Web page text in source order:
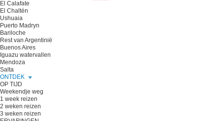
El Calafate
El Chaltén
Ushuaia
Puerto Madryn
Bariloche
Rest van Argentinië
Buenos Aires
Iguazu watervallen
Mendoza
Salta
ONTDEK
OP TIJD
Weekendje weg
1 week reizen
2 weken reizen
3 weken reizen